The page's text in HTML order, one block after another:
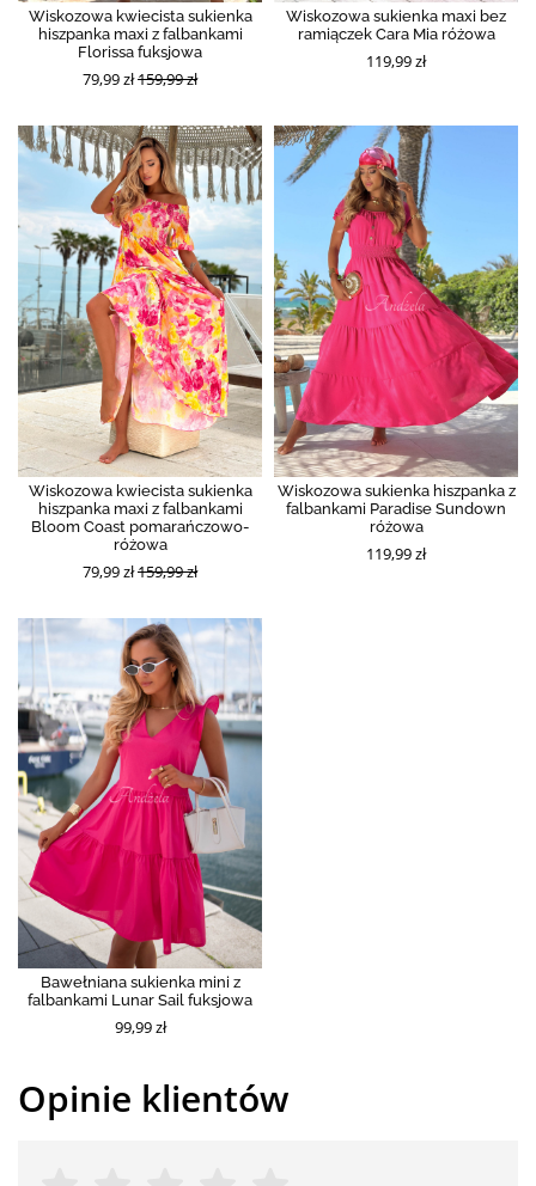
Wiskozowa kwiecista sukienka
hiszpanka maxi z falbankami
Florissa fuksjowa
79,99 zł159,99 zł
Wiskozowa sukienka maxi bez
ramiączek Cara Mia różowa
119,99 zł
Wiskozowa kwiecista sukienka
hiszpanka maxi z falbankami
Bloom Coast pomarańczowo-
różowa
79,99 zł159,99 zł
Wiskozowa sukienka hiszpanka z
falbankami Paradise Sundown
różowa
119,99 zł
Bawełniana sukienka mini z
falbankami Lunar Sail fuksjowa
99,99 zł
Opinie klientów